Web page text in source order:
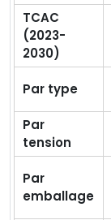
TCAC
(2023-
2030)
Par type
Par
tension
Par
emballage